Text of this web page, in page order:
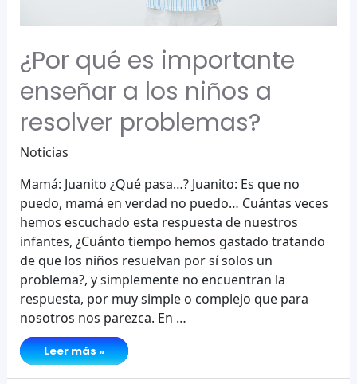
¿Por qué es importante
enseñar a los niños a
resolver problemas?
Noticias
Mamá: Juanito ¿Qué pasa…? Juanito: Es que no
puedo, mamá en verdad no puedo… Cuántas veces
hemos escuchado esta respuesta de nuestros
infantes, ¿Cuánto tiempo hemos gastado tratando
de que los niños resuelvan por sí solos un
problema?, y simplemente no encuentran la
respuesta, por muy simple o complejo que para
nosotros nos parezca. En …
¿Por
qué
es
importante
Leer más »